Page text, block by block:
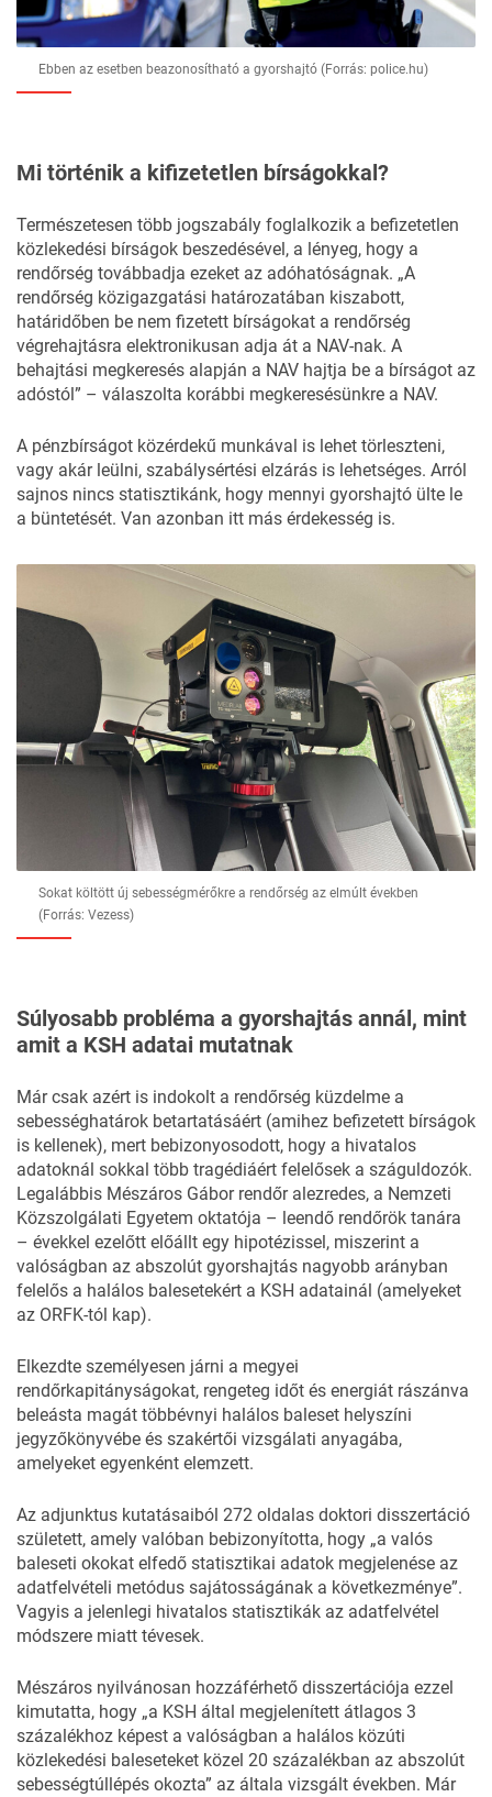
Ebben az esetben beazonosítható a gyorshajtó (Forrás: police.hu)
Mi történik a kifizetetlen bírságokkal?
Természetesen több jogszabály foglalkozik a befizetetlen
közlekedési bírságok beszedésével, a lényeg, hogy a
rendőrség továbbadja ezeket az adóhatóságnak. „A
rendőrség közigazgatási határozatában kiszabott,
határidőben be nem fizetett bírságokat a rendőrség
végrehajtásra elektronikusan adja át a NAV-nak. A
behajtási megkeresés alapján a NAV hajtja be a bírságot az
adóstól” – válaszolta korábbi megkeresésünkre a NAV.
A pénzbírságot közérdekű munkával is lehet törleszteni,
vagy akár leülni, szabálysértési elzárás is lehetséges. Arról
sajnos nincs statisztikánk, hogy mennyi gyorshajtó ülte le
a büntetését. Van azonban itt más érdekesség is.
Sokat költött új sebességmérőkre a rendőrség az elmúlt években
(Forrás: Vezess)
Súlyosabb probléma a gyorshajtás annál, mint
amit a KSH adatai mutatnak
Már csak azért is indokolt a rendőrség küzdelme a
sebességhatárok betartatásáért (amihez befizetett bírságok
is kellenek), mert bebizonyosodott, hogy a hivatalos
adatoknál sokkal több tragédiáért felelősek a száguldozók.
Legalábbis Mészáros Gábor rendőr alezredes, a Nemzeti
Közszolgálati Egyetem oktatója – leendő rendőrök tanára
– évekkel ezelőtt előállt egy hipotézissel, miszerint a
valóságban az abszolút gyorshajtás nagyobb arányban
felelős a halálos balesetekért a KSH adatainál (amelyeket
az ORFK-tól kap).
Elkezdte személyesen járni a megyei
rendőrkapitányságokat, rengeteg időt és energiát rászánva
beleásta magát többévnyi halálos baleset helyszíni
jegyzőkönyvébe és szakértői vizsgálati anyagába,
amelyeket egyenként elemzett.
Az adjunktus kutatásaiból 272 oldalas doktori disszertáció
született, amely valóban bebizonyította, hogy „a valós
baleseti okokat elfedő statisztikai adatok megjelenése az
adatfelvételi metódus sajátosságának a következménye”.
Vagyis a jelenlegi hivatalos statisztikák az adatfelvétel
módszere miatt tévesek.
Mészáros nyilvánosan hozzáférhető disszertációja ezzel
kimutatta, hogy „a KSH által megjelenített átlagos 3
százalékhoz képest a valóságban a halálos közúti
közlekedési baleseteket közel 20 százalékban az abszolút
sebességtúllépés okozta” az általa vizsgált években. Már